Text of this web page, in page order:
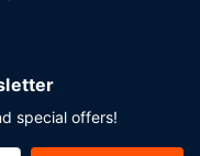
special offers!